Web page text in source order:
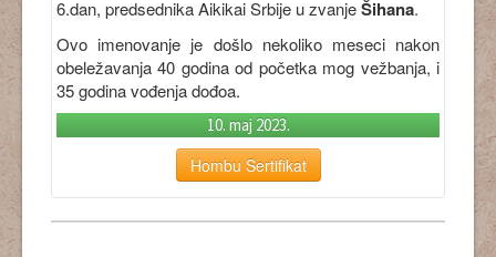
6.dan, predsednika Aikikai Srbije u zvanjeŠihana.
Ovo imenovanje je došlo nekoliko meseci nakon
obeležavanja 40 godina od početka mog vežbanja, i
35 godina vođenja dođoa.
10. maj 2023.
Hombu Sertifikat